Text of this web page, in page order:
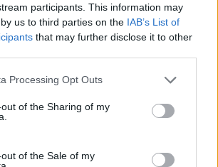
participants. This information may
us to third parties on the IAB’s List of
that may further disclose it to other
website/app uses one or more Google
visit or usage behaviour. You may click to
to Google and its third-party tags to
specified purposes in below Google
Processing Opt Outs
of the Sharing of my
of the Sale of my